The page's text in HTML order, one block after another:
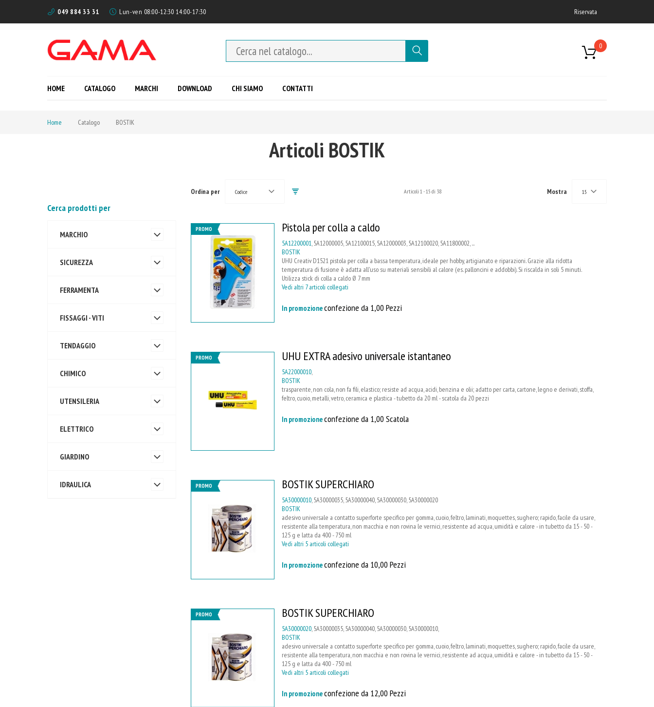
049 884 33 31 Lun-ven 08:00-12:30 14:00-17:30 Riservata
0
HOME CATALOGO MARCHI DOWNLOAD CHI SIAMO CONTATTI
Home Catalogo BOSTIK
Articoli BOSTIK
Ordina per Codice Articoli 1-15 di 38 Mostra 15
PROMO Pistola per colla a caldo
5A12200001, 5A12000005, 5A12100015, 5A12000003, 5A12100020, 5A11800002, ...
BOSTIK
UHU Creativ D1521 pistola per colla a bassa temperatura, ideale per hobby, artigianato e riparazioni. Grazie alla ridotta
temperatura di fusione è adatta all'uso su materiali sensibili al calore (es. palloncini e addobbi). Si riscalda in soli 5 minuti.
Utilizza stick di colla a caldo Ø 7 mm
Vedi altri 7 articoli collegati
In promozioneconfezione da 1,00 Pezzi
PROMO UHU EXTRA adesivo universale istantaneo
5A22000010,
BOSTIK
trasparente, non cola, non fa fili, elastico; resiste ad acqua, acidi, benzina e olii; adatto per carta, cartone, legno e derivati, stoffa,
feltro, cuoio, metalli, vetro, ceramica e plastica - tubetto da 20 ml - scatola da 20 pezzi
In promozioneconfezione da 1,00 Scatola
PROMO BOSTIK SUPERCHIARO
5A30000010, 5A30000035, 5A30000040, 5A30000030, 5A30000020
BOSTIK
adesivo universale a contatto superforte specifico per gomma, cuoio, feltro, laminati, moquettes, sughero; rapido, facile da usare,
resistente alla temperatura, non macchia e non rovina le vernici, resistente ad acqua, umidità e calore - in tubetto da 15 - 50 -
125 g e latta da 400 - 750 ml
Vedi altri 5 articoli collegati
In promozioneconfezione da 10,00 Pezzi
PROMO BOSTIK SUPERCHIARO
5A30000020, 5A30000035, 5A30000040, 5A30000030, 5A30000010,
BOSTIK
adesivo universale a contatto superforte specifico per gomma, cuoio, feltro, laminati, moquettes, sughero; rapido, facile da usare,
resistente alla temperatura, non macchia e non rovina le vernici, resistente ad acqua, umidità e calore - in tubetto da 15 - 50 -
125 g e latta da 400 - 750 ml
Vedi altri 5 articoli collegati
In promozioneconfezione da 12,00 Pezzi
Cerca prodotti per
MARCHIO
SICUREZZA
FERRAMENTA
FISSAGGI - VITI
TENDAGGIO
CHIMICO
UTENSILERIA
ELETTRICO
GIARDINO
IDRAULICA